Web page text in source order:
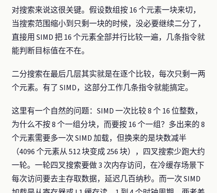
对搜索来说这很关键。假设数组按 16 个元素一块来切，
当搜索范围缩小到只剩一块的时候，没必要继续二分了，
直接用 SIMD 把 16 个元素全部并行比较一遍，几条指令就
能判断目标值在不在。
二分搜索在最后几层其实就是在逐个比较，每次只剩一两
个元素。有了 SIMD，这部分工作几条指令就能搞定。
这里有一个自然的问题：SIMD 一次比较 8 个 16 位整数，
为什么不按 8 个一组分块，而要按 16 个一组？多出来的 8
个元素需要多一次 SIMD 加载，但换来的是块数减半
（4096 个元素从 512 块变成 256 块），四叉搜索少跑大约
一轮。一轮四叉搜索要做 3 次内存访问，在冷缓存场景下
每次访问要去主存取数据，延迟几百纳秒。而一次 SIMD